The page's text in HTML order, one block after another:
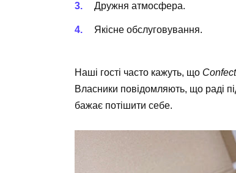
Дружня атмосфера.
Якісне обслуговування.
Наші гості часто кажуть, що
Власники повідомляють, що раді
бажає потішити себе.